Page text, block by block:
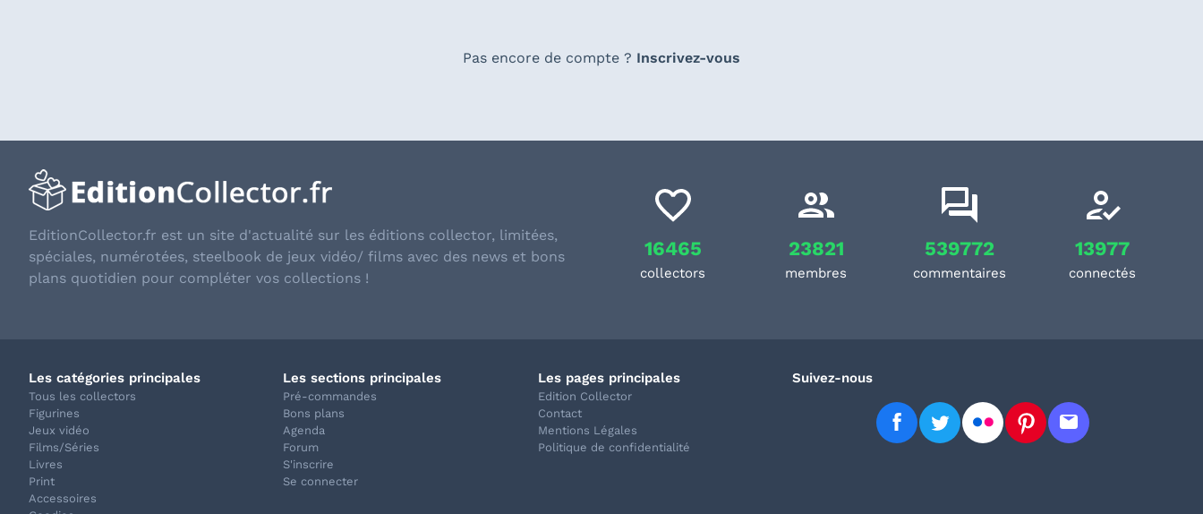
Pas encore de compte ? Inscrivez-vous
EditionCollector.fr est un site d'actualité sur les éditions collector, limitées,
spéciales, numérotées, steelbook de jeux vidéo/ films avec des news et bons
plans quotidien pour compléter vos collections !
16465
collectors
23821
membres
539772
commentaires
13977
connectés
Les catégories principales
Tous les collectors
Figurines
Jeux vidéo
Films/Séries
Livres
Print
Accessoires
Les sections principales
Pré-commandes
Bons plans
Agenda
Forum
S'inscrire
Se connecter
Les pages principales
Edition Collector
Contact
Mentions Légales
Politique de confidentialité
Suivez-nous